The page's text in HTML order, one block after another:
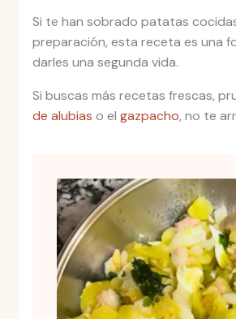
Si te han sobrado patatas
preparación, esta receta es una
darles una segunda vida.
Si buscas más recetas frescas,
de alubias o el gazpacho, no te